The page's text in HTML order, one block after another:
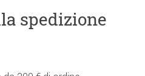
spedizione